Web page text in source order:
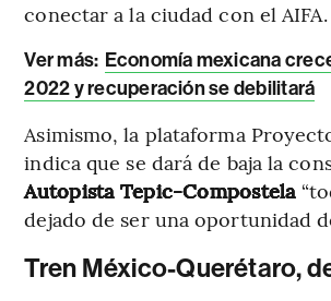
conectar a la ciudad con el AIFA.
Ver más: Economía mexicana
2022 y recuperación se debilitará
Asimismo, la plataforma
indica que se dará de baja la
Autopista Tepic-Compostela
dejado de ser una oportunidad
Tren México-Querétaro,